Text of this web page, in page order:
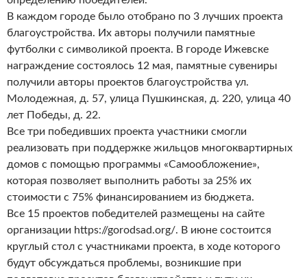
В каждом городе было отобрано по 3 лучших проекта
благоустройства. Их авторы получили памятные
футболки с символикой проекта. В городе Ижевске
награждение состоялось 12 мая, памятные сувениры
получили авторы проектов благоустройства ул.
Молодежная, д. 57, улица Пушкинская, д. 220, улица 40
лет Победы, д. 22.
Все три победивших проекта участники смогли
реализовать при поддержке жильцов многоквартирных
домов с помощью программы «Самообложение»,
которая позволяет выполнить работы за 25% их
стоимости с 75% финансированием из бюджета.
Все 15 проектов победителей размещены на сайте
организации https://gorodsad.org/. В июне состоится
круглый стол с участниками проекта, в ходе которого
будут обсуждаться проблемы, возникшие при